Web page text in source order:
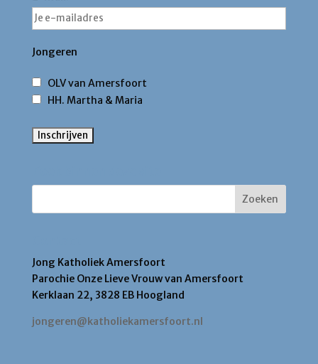
Jongeren
OLV van Amersfoort
HH. Martha & Maria
Jong Katholiek Amersfoort
Parochie Onze Lieve Vrouw van Amersfoort
Kerklaan 22, 3828 EB Hoogland
jongeren@katholiekamersfoort.nl